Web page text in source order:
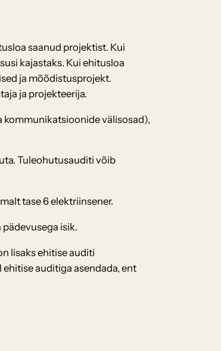
saanud projektist. Kui
kajastaks. Kui ehitusloa
ja mõõdistusprojekt.
ja projekteerija.
välisosad),
Tuleohutusauditi võib
tase 6 elektriinsener.
isik.
lisaks ehitise auditi
auditiga asendada, ent